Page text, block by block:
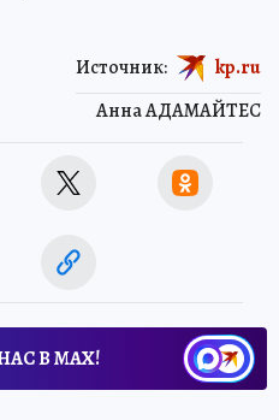
Анна АДАМАЙТЕС
Источник: kp.ru
В МАХ!